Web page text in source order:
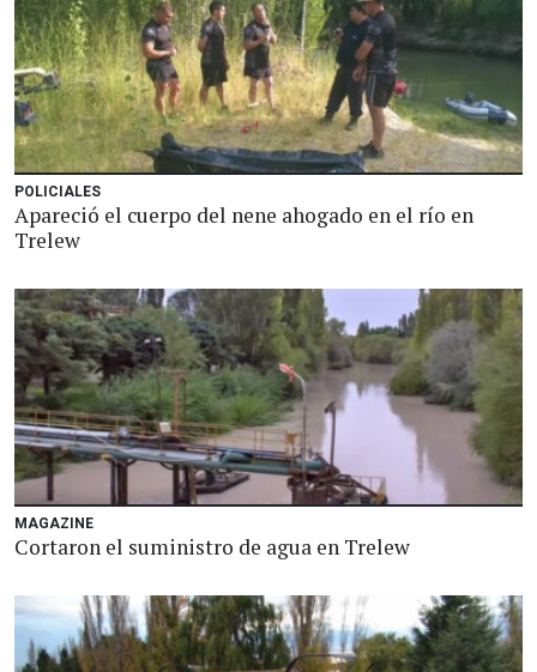
POLICIALES
Apareció el cuerpo del nene ahogado en el río en
Trelew
MAGAZINE
Cortaron el suministro de agua en Trelew